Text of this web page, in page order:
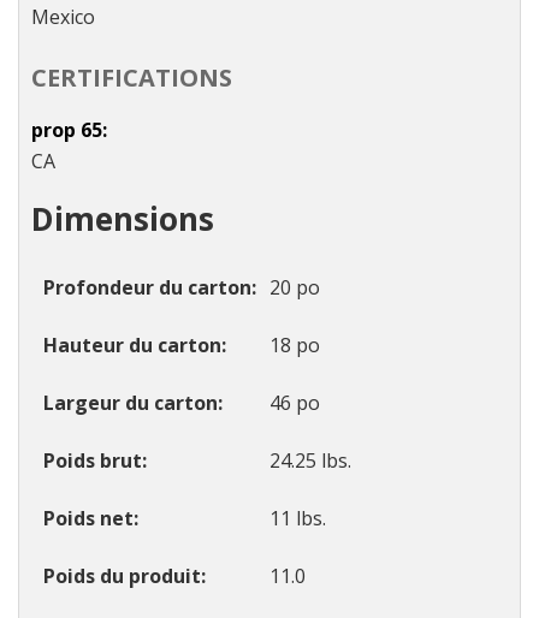
Mexico
CERTIFICATIONS
prop 65
CA
Dimensions
Profondeur du carton 20 po
Hauteur du carton 18 po
Largeur du carton 46 po
Poids brut 24.25 lbs.
Poids net 11 lbs.
Poids du produit 11.0